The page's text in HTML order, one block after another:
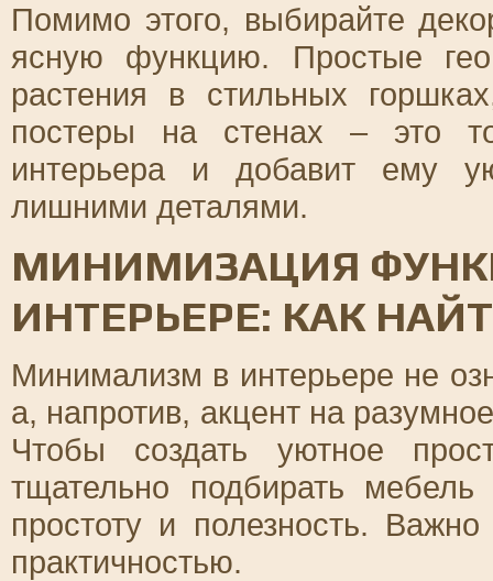
Помимо этого, выбирайте
ясную функцию. Простые
растения в стильных
постеры на стенах – это
интерьера и добавит ему
лишними деталями.
МИНИМИЗАЦИЯ
ИНТЕРЬЕРЕ: КАК
Минимализм в интерьере не
а, напротив, акцент на
Чтобы создать уютное
тщательно подбирать
простоту и полезность.
практичностью.